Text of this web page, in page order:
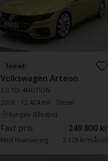
Testad
Volkswagen Arteon
2.0 TDI 4MOTION
2018
12 424 mil
Diesel
Kungälv (Ellesbo)
Fast pris 249 800 kr
Med finansiering 2 128 kr/månad